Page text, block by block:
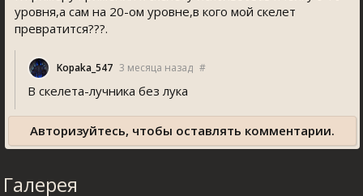
уровня,а сам на 20-ом уровне,в кого мой скелет
превратится???.
Kopaka_547 3 месяца назад #
В скелета-лучника без лука
Авторизуйтесь, чтобы оставлять комментарии.
Галерея